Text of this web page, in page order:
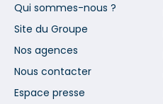
Qui sommes-nous ?
Site du Groupe
Nos agences
Nous contacter
Espace presse